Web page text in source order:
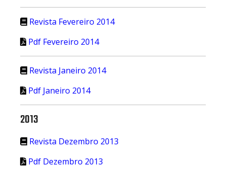
Revista Fevereiro 2014
Pdf Fevereiro 2014
Revista Janeiro 2014
Pdf Janeiro 2014
2013
Revista Dezembro 2013
Pdf Dezembro 2013